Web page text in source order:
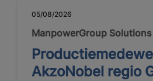
05/08/2026
ManpowerGroup Solutions
AkzoNobel regio